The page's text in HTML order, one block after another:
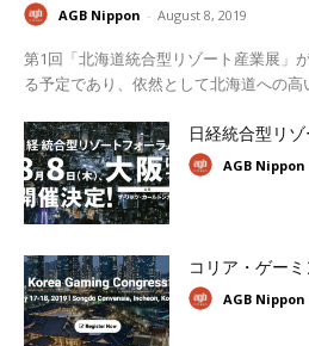
AGB Nippon - August 8, 2019
第1回「北海道統合型リゾート産業展」
る予定であり、依然として北海道への高
日経統合型リ
AGB Nippon
コリア・ゲー
AGB Nippon